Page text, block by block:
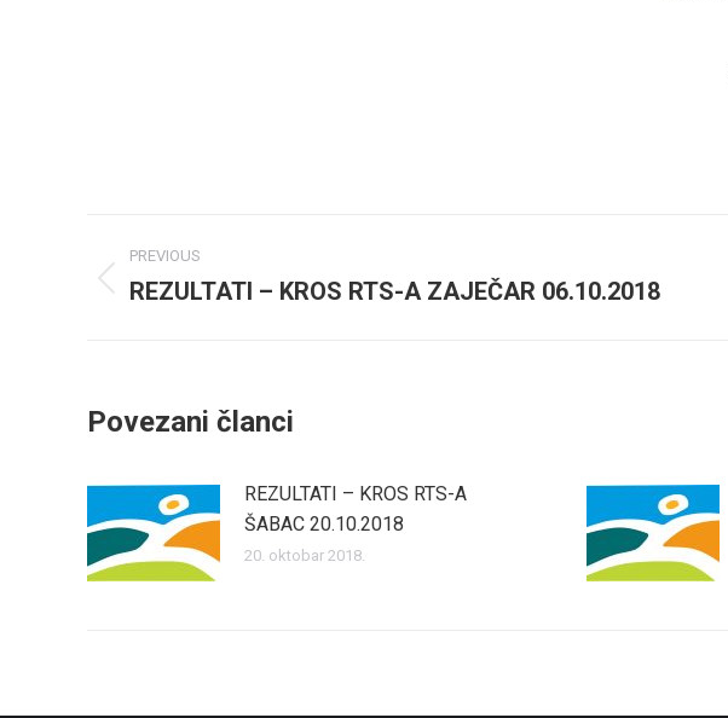
Post
navigation
PREVIOUS
Previous
REZULTATI – KROS RTS-A ZAJEČAR 06.10.2018
Povezani članci
REZULTATI – KROS RTS-A
ŠABAC 20.10.2018
20. oktobar 2018.